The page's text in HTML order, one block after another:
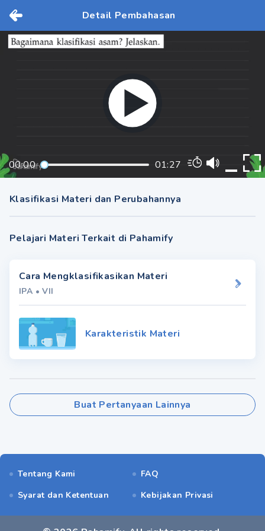
Detail Pembahasan
00:00 01:27
Klasifikasi Materi dan Perubahannya
Pelajari Materi Terkait di Pahamify
Cara Mengklasifikasikan Materi
IPA •VII
Karakteristik Materi
Buat Pertanyaan Lainnya
Tentang Kami
FAQ
Syarat dan Ketentuan
Kebijakan Privasi